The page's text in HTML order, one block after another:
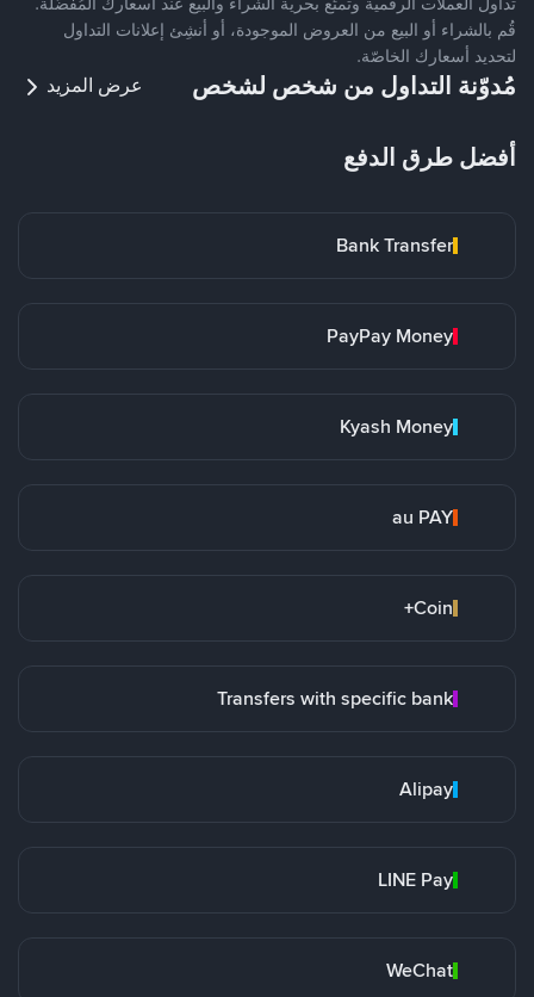
قُم بالشراء أو البيع من العروض الموجودة، أو أنشِئ إعلانات التداول
لتحديد أسعارك الخاصّة.
مُدوّنة التداول من شخص لشخص عرض المزيد
أفضل طرق الدفع
Bank Transfer
PayPay Money
Kyash Money
au PAY
Coin+
Transfers with specific bank
Alipay
LINE Pay
WeChat